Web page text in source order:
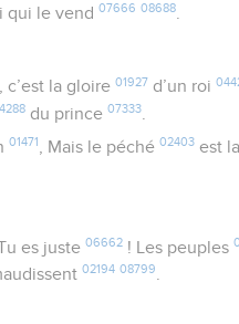
qui le vend07666 08688
, c’est la gloire 01927 d’un roi
du prince07333
01471 , Mais le péché 02403est
es juste 06662! Les peuples
02194 08799